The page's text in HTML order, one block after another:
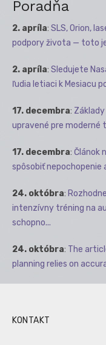
Poradňa
2. apríla: SLS, Orion,
podpory života — toto
2. apríla: Sledujete
ľudia letiaci k Mesiacu
17. decembra:
upravené pre moderné
17. decembra: Článok
spôsobiť nepochopenie
24. októbra:
intenzívny tréning na
schopno...
24. októbra: The
planning relies on
KONTAKT